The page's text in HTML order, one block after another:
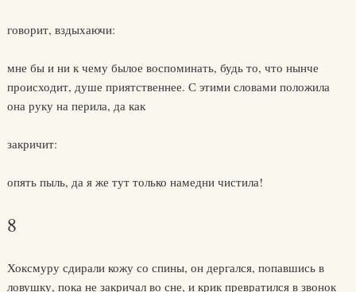
говорит, вздыхаючи:
мне бы и ни к чему былое воспоминать, будь то, что нынче
происходит, душе приятственнее. С этими словами положила
она руку на перила, да как
закричит:
опять пыль, да я же тут только намедни чистила!
8
Хоксмуру сдирали кожу со спины, он дергался, попавшись в
ловушку, пока не закричал во сне, и крик превратился в звонок